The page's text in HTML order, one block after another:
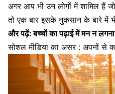
अगर आप भी उन लोगों में शामिल हैं
तो एक बार इसके नुकसान के बारे में
और पढ़ें:बच्चों का पढ़ाई में मन न
सोशल मीडिया का असर : अपनों से